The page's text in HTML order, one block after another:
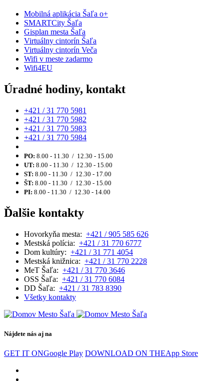
Mobilná aplikácia Šaľa o+
SMARTCity Šaľa
Gisplan mesta Šaľa
Virtuálny cintorín Šaľa
Virtuálny cintorín Veča
Wifi v meste zadarmo
Wifi4EU
Úradné hodiny, kontakt
+421 / 31 770 5981
+421 / 31 770 5982
+421 / 31 770 5983
+421 / 31 770 5984
PO: 8.00 - 11.30 / 12.30 - 15.00
UT: 8.00 - 11.30 / 12.30 - 15.00
ST: 8.00 - 11.30 / 12.30 - 17.00
ŠT: 8.00 - 11.30 / 12.30 - 15.00
PI: 8.00 - 11.30 / 12.30 - 14.00
Ďalšie kontakty
Hovorkyňa mesta: +421 / 905 585 626
Mestská polícia: +421 / 31 770 6777
Dom kultúry: +421 / 31 771 4054
Mestská knižnica: +421 / 31 770 2228
MeT Šaľa: +421 / 31 770 3646
OSS Šaľa: +421 / 31 770 6084
DD Šaľa: +421 / 31 783 8390
Všetky kontakty
Nájdete nás aj na
GET IT ONGoogle Play DOWNLOAD ON THEApp Store